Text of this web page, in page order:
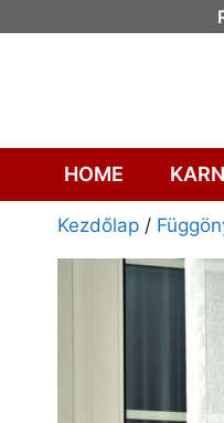
HOME
Kezdőlap /